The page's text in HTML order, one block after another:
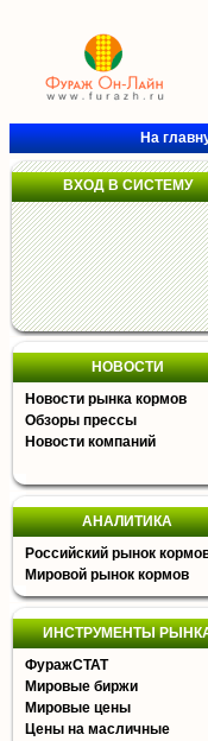
На
ВХОД В СИСТЕМУ
НОВОСТИ
Новости рынка кормов
Обзоры прессы
Новости компаний
АНАЛИТИКА
Российский рынок
Мировой рынок кормов
ИНСТРУМЕНТЫ
ФуражСТАТ
Мировые биржи
Мировые цены
Цены на масличные